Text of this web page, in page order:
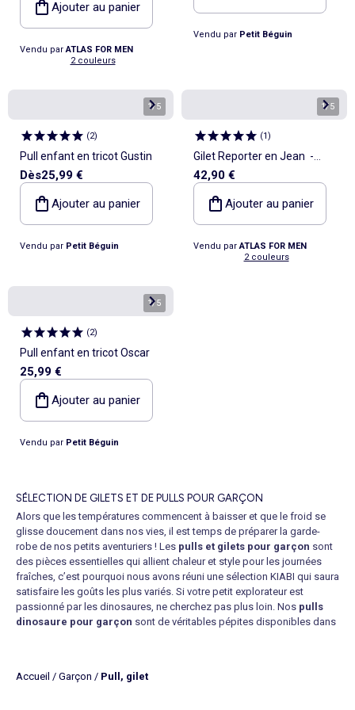
Ajouter au panier
Vendu par ATLAS FOR MEN
2 couleurs
Vendu par Petit Béguin
1/5
(2)
Pull enfant en tricot Gustin
Dès25,99 €
Ajouter au panier
Vendu par Petit Béguin
1/5
(1)
Gilet Reporter en Jean -
ATLAS FOR MEN
42,90 €
Ajouter au panier
Vendu par ATLAS FOR MEN
2 couleurs
1/5
(2)
Pull enfant en tricot Oscar
25,99 €
Ajouter au panier
Vendu par Petit Béguin
SÉLECTION DE GILETS ET DE PULLS POUR GARÇON
Alors que les températures commencent à baisser et que le froid se
glisse doucement dans nos vies, il est temps de préparer la garde-
robe de nos petits aventuriers ! Les pulls et gilets pour garçon sont
des pièces essentielles qui allient chaleur et style pour les journées
fraîches, c’est pourquoi nous avons réuni une sélection KIABI qui saura
satisfaire les goûts les plus variés. Si votre petit explorateur est
passionné par les dinosaures, ne cherchez pas plus loin. Nos pulls
dinosaure pour garçon sont de véritables pépites disponibles dans
air ou pour rester confortablement installé à la maison. En optant pour
Accueil / Garçon / Pull, gilet